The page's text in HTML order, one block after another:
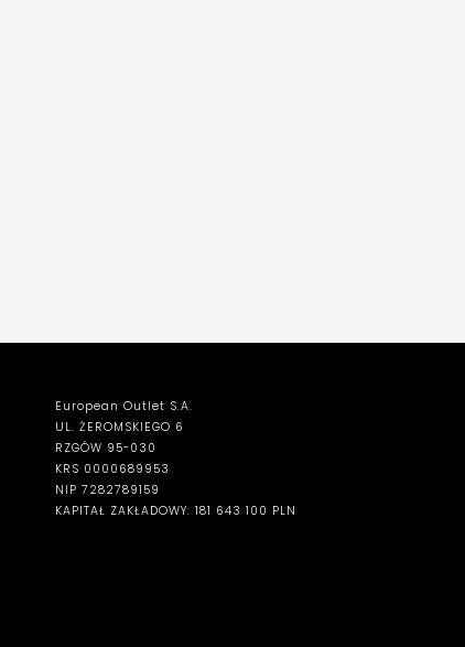
European Outlet S.A.
UL. ŻEROMSKIEGO 6
RZGÓW 95-030
KRS 0000689953
NIP 7282789159
KAPITAŁ ZAKŁADOWY: 181 643 100 PLN